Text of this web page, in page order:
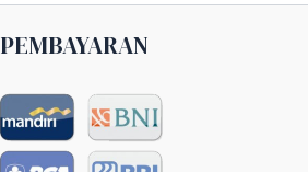
PEMBAYARAN